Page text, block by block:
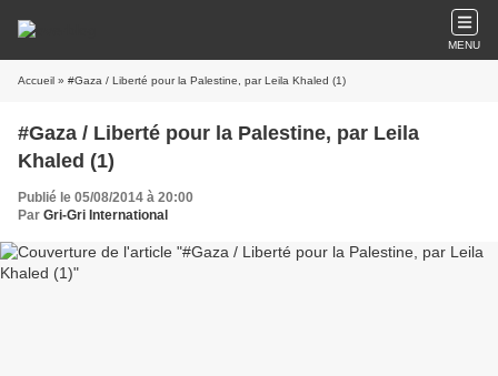
MENU
Accueil » #Gaza / Liberté pour la Palestine, par Leila Khaled (1)
#Gaza / Liberté pour la Palestine, par Leila
Khaled (1)
Publié le 05/08/2014 à 20:00
Par Gri-Gri International